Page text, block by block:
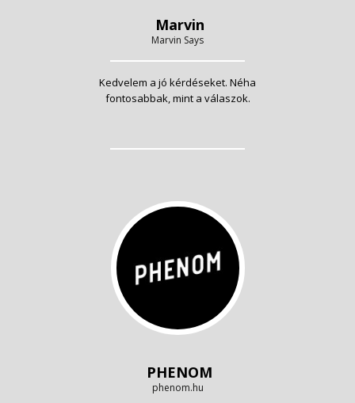
Marvin
Marvin Says
Kedvelem a jó kérdéseket. Néha
fontosabbak, mint a válaszok.
PHENOM
phenom.hu